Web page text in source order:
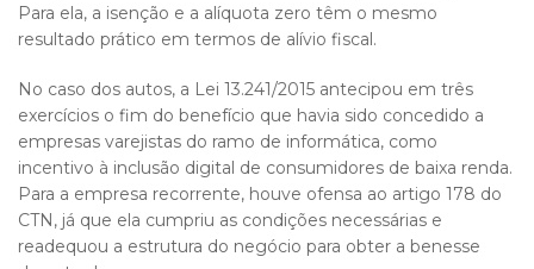
Para ela, a isenção e a alíquota zero têm o mesmo
resultado prático em termos de alívio fiscal.
No caso dos autos, a Lei 13.241/2015 antecipou em três
exercícios o fim do benefício que havia sido concedido a
empresas varejistas do ramo de informática, como
incentivo à inclusão digital de consumidores de baixa renda.
Para a empresa recorrente, houve ofensa ao artigo 178 do
CTN, já que ela cumpriu as condições necessárias e
readequou a estrutura do negócio para obter a benesse